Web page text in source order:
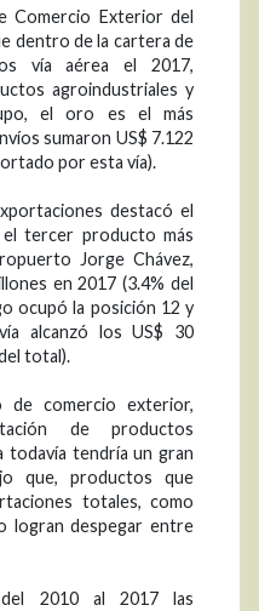
Comercio Exterior del
dentro de la cartera de
vía aérea el 2017,
agroindustriales y
el oro es el más
sumaron US$ 7.122
por esta vía).
destacó el
tercer producto más
Jorge Chávez,
en 2017 (3.4% del
ocupó la posición 12 y
alcanzó los US$ 30
total).
de comercio exterior,
de productos
todavía tendría un gran
que, productos que
totales, como
logran despegar entre
2010 al 2017 las